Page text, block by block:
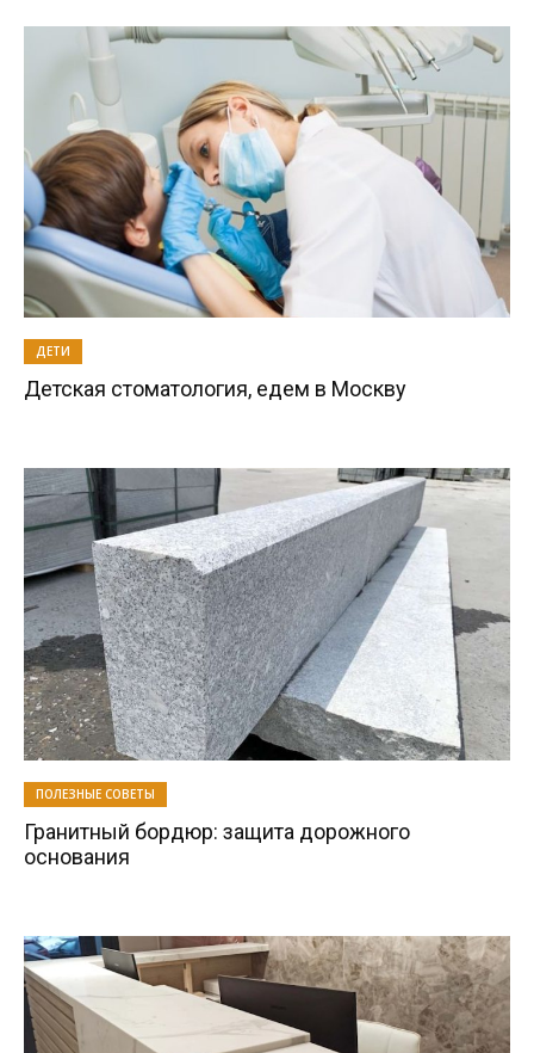
ДЕТИ
Детская стоматология, едем в Москву
ПОЛЕЗНЫЕ СОВЕТЫ
Гранитный бордюр: защита дорожного
основания